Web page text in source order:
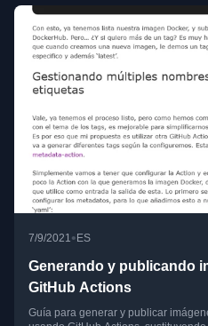
7/9/2021•ES
Generando y publicando
GitHub Actions
Guía para generar y publicar